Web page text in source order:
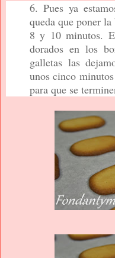
6. Pues ya
queda que poner
8 y 10 minutos.
dorados en los
galletas las
unos cinco
para que se